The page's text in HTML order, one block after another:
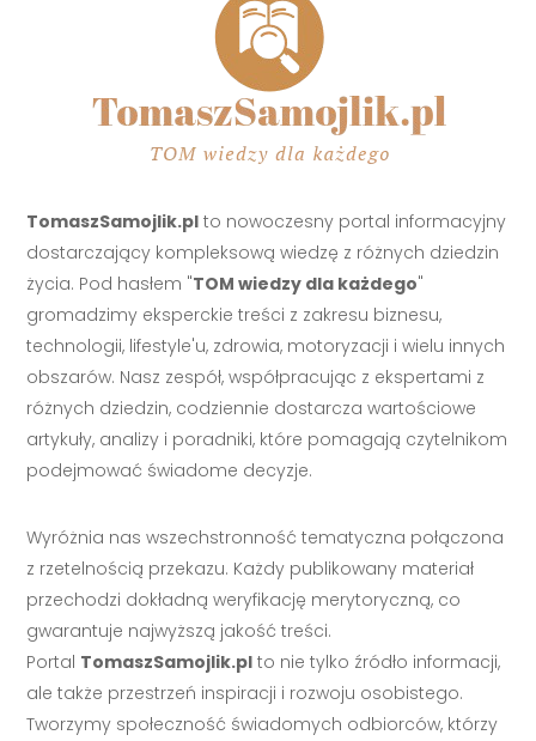
TomaszSamojlik.pl to nowoczesny portal informacyjny
dostarczający kompleksową wiedzę z różnych dziedzin
życia. Pod hasłem "TOM wiedzy dla każdego"
gromadzimy eksperckie treści z zakresu biznesu,
technologii, lifestyle'u, zdrowia, motoryzacji i wielu innych
obszarów. Nasz zespół, współpracując z ekspertami z
różnych dziedzin, codziennie dostarcza wartościowe
artykuły, analizy i poradniki, które pomagają czytelnikom
podejmować świadome decyzje.
Wyróżnia nas wszechstronność tematyczna połączona
z rzetelnością przekazu. Każdy publikowany materiał
przechodzi dokładną weryfikację merytoryczną, co
gwarantuje najwyższą jakość treści.
Portal TomaszSamojlik.pl to nie tylko źródło informacji,
ale także przestrzeń inspiracji i rozwoju osobistego.
Tworzymy społeczność świadomych odbiorców, którzy